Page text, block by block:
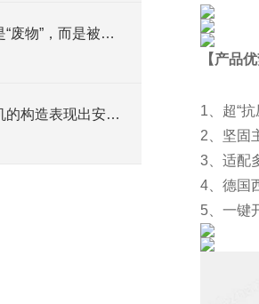
电子垃圾不只是“废物”，而是被低估的城市矿山
金属废钢破碎机的构造表现出安全可靠性
【产品
1、超“
2、 坚固
3、适配
4、德国
5、一键